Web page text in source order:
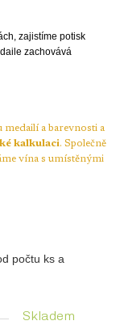
zajistíme potisk
zachovává
medailí a barevnosti a
kalkulaci. Společně
vína s umístěnými
počtu ks a
Skladem